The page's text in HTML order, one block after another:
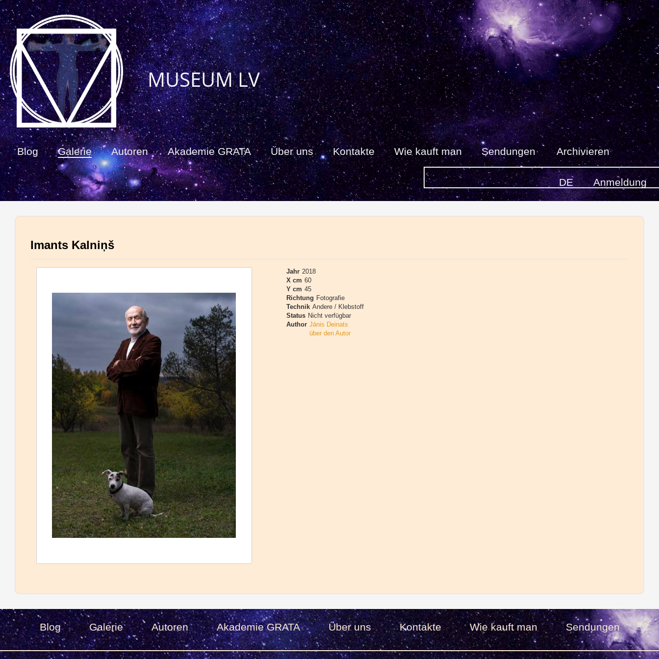
Blog Galerie Autoren Akademie GRATA Über uns Kontakte Wie kauft man Sendungen Archivieren
Anmeldung
DE
MUSEUM LV
Imants Kalniņš
Jahr 2018
X cm 60
Y cm 45
Richtung Fotografie
Technik Andere / Klebstoff
Status Nicht verfügbar
Author Jānis Deinats
über den Autor
Blog Galerie Autoren Akademie GRATA Über uns Kontakte Wie kauft man Sendungen